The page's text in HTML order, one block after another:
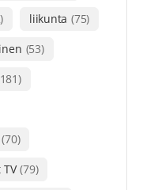
liikunta (75)
(53)
(70)
(79)